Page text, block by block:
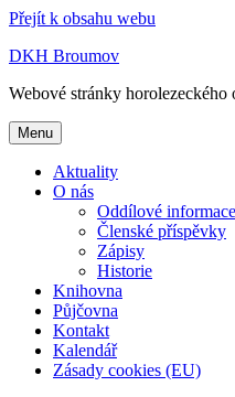
Přejít k obsahu webu
DKH Broumov
Webové stránky
Menu
Aktuality
O nás
Oddílové informace
Členské příspěvky
Zápisy
Historie
Knihovna
Půjčovna
Kontakt
Kalendář
Zásady cookies (EU)